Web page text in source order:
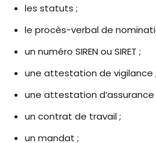
les statuts ;
le procès-verbal de
un numéro SIREN ou SIRET ;
une attestation de vigilance ;
une attestation
un contrat de travail ;
un mandat ;